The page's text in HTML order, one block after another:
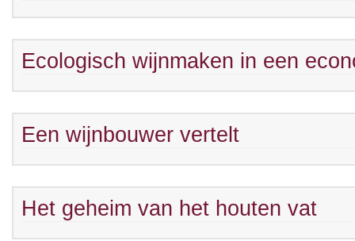
Ecologisch wijnmaken in een
Een wijnbouwer vertelt
Het geheim van het houten vat